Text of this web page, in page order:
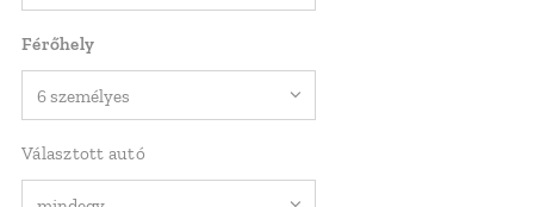
Férőhely
Választott autó